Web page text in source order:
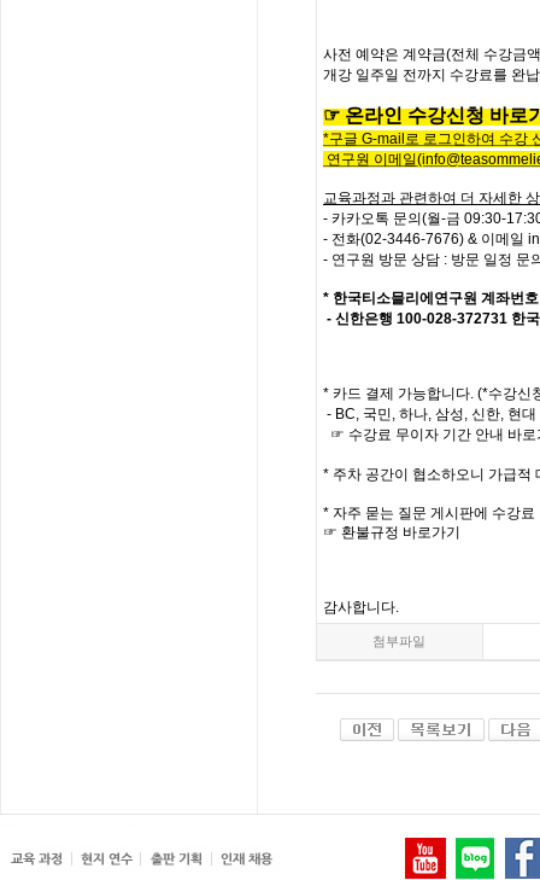
사전 예약은 계약금(전체 수강금
개강 일주일 전까지 수강료를 완
☞ 온라인 수강신청 바로
*구글 G-mail로 로그인하여 수강
연구원 이메일
교육과정과 관련하여 더 자세한
- 카카오톡 문의(월-금 09:30-
- 전화(02-3446-7676) & 이메일
- 연구원 방문 상담 : 방문 일정 문
* 한국티소믈리에연구원 계좌번호
- 신한은행 100-028-372731 한
* 카드 결제 가능합니다. (*수강신
- BC, 국민, 하나, 삼성, 신한, 현
☞ 수강료 무이자 기간 안내 바로
* 주차 공간이 협소하오니 가급적
* 자주 묻는 질문 게시판에 수강료
☞ 환불규정 바로가기
감사합니다.
첨부파일